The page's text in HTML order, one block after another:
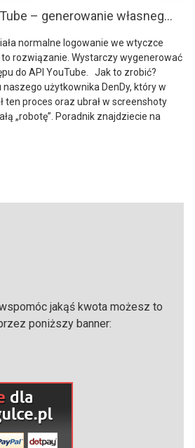
– generowanie własneg...
normalne logowanie we wtyczce
rozwiązanie. Wystarczy wygenerować
do API YouTube. Jak to zrobić?
naszego użytkownika DenDy, który w
ten proces oraz ubrał w screenshoty
„robotę”. Poradnik znajdziecie na
jakąś kwota możesz to
poniższy banner: